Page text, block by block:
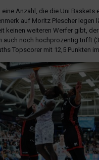
Anzahl, die die Uni Baskets
auf Moritz Plescher legen
keinen weiteren Werfer gibt,
auch noch hochprozentig trifft
Topscorer mit 12,5 Punkten